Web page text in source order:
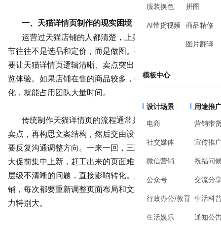
服装换色
AI带货视频
拼图
商品精修
图片翻译
模板中心
设计场景
电商
社交媒体
微信营销
公众号
行政办公/教育
生活娱乐
用途推
营销带
宣传推
祝福问
交流分
生活科
通知公
一、天猫详情页制作的现实困境
运营过天猫店铺的人都清楚，上架一款新品最耗时的环
节往往不是选品和定价，而是做图。要让主图吸引点击，更
要让天猫详情页逻辑清晰、卖点突出，还要兼顾移动端的浏
览体验。如果店铺在售的商品较多，每月光是页面更新和优
化，就能占用团队大量时间。
传统制作天猫详情页的流程通常是这样的：先整理产品
卖点，再构思文案结构，然后交由设计师排版出图，中间还
要反复沟通调整方向。一来一回，三到五天就过去了。赶上
大促前集中上新，赶工出来的页面难免出现排版凌乱、信息
层级不清晰的问题，直接影响转化。尤其对于多品类的店
铺，每次都要重新调整页面布局和文案表达，设计团队的压
力特别大。